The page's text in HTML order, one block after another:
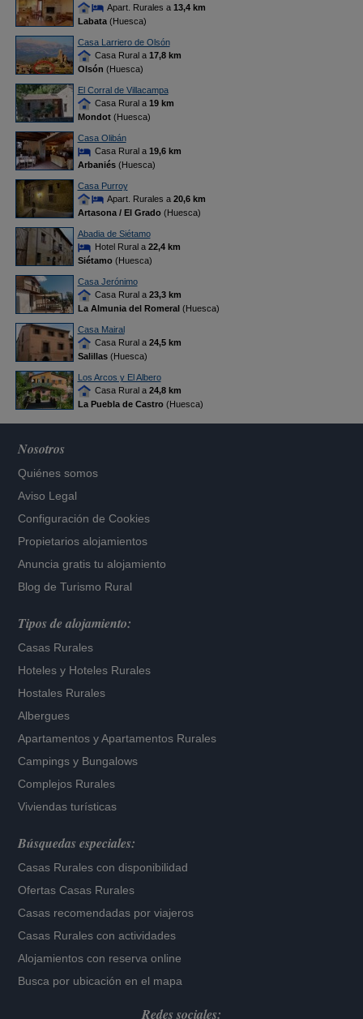
Apart. Rurales a 13,4 km
Labata(Huesca)
Casa Larriero de Olsón
Casa Rural a 17,8 km
Olsón (Huesca)
El Corral de Villacampa
Casa Rural a 19 km
Mondot(Huesca)
Casa Olibán
Casa Rural a 19,6 km
Arbaniés(Huesca)
Casa Purroy
Apart. Rurales a 20,6 km
Artasona / El Grado(Huesca)
Abadia de Siétamo
Hotel Rural a 22,4 km
Siétamo(Huesca)
Casa Jerónimo
Casa Rural a 23,3 km
La Almunia del Romeral(Huesca)
Casa Mairal
Casa Rural a 24,5 km
Salillas(Huesca)
Los Arcos y El Albero
Casa Rural a 24,8 km
La Puebla de Castro(Huesca)
Nosotros
Quiénes somos
Aviso Legal
Configuración de Cookies
Propietarios alojamientos
Anuncia gratis tu alojamiento
Blog de Turismo Rural
Tipos de alojamiento:
Casas Rurales
Hoteles y Hoteles Rurales
Hostales Rurales
Albergues
Apartamentos yApartamentos Rurales
Campings y Bungalows
Complejos Rurales
Viviendas turísticas
Búsquedas especiales:
Casas Rurales con disponibilidad
Ofertas Casas Rurales
Casas recomendadas por viajeros
Casas Rurales con actividades
Alojamientos con reserva online
Busca por ubicación en el mapa
Redes sociales: